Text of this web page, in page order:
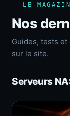
LE
Nos
Guides, tests
sur le site.
Serveurs